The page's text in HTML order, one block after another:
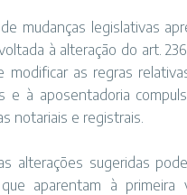
mudanças legislativas
à alteração do art.
modificar as regras
e à aposentadoria
notariais e registrais.
alterações sugeridas
aparentam à primeira